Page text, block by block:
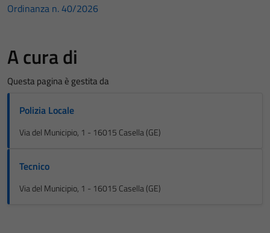
Ordinanza n. 40/2026
A cura di
Questa pagina è gestita da
Polizia Locale
Via del Municipio, 1 - 16015 Casella (GE)
Tecnico
Via del Municipio, 1 - 16015 Casella (GE)